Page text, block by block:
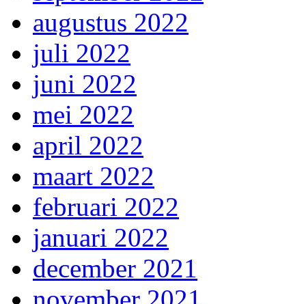
augustus 2022
juli 2022
juni 2022
mei 2022
april 2022
maart 2022
februari 2022
januari 2022
december 2021